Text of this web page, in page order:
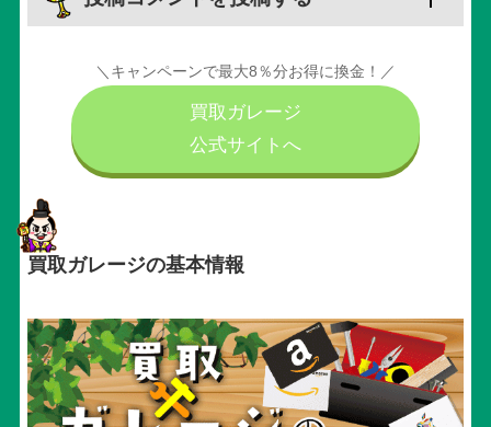
＼キャンペーンで最大8％分お得に換金！／
買取ガレージ
公式サイトへ
買取ガレージの基本情報